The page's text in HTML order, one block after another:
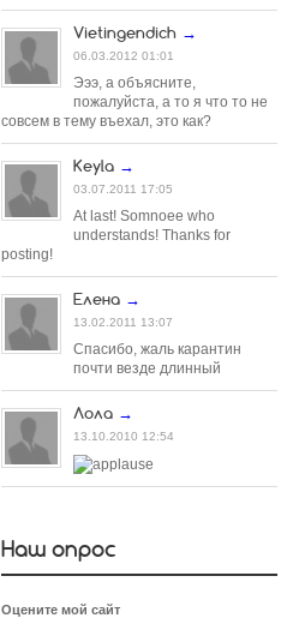
Vietingendich →
06.03.2012 01:01
Эээ, а объясните,
пожалуйста, а то я что то не
совсем в тему въехал, это как?
Keyla →
03.07.2011 17:05
At last! Somnoee who
understands! Thanks for
posting!
Елена →
13.02.2011 13:07
Спасибо, жаль карантин
почти везде длинный
Лола →
13.10.2010 12:54
Наш опрос
Оцените мой сайт